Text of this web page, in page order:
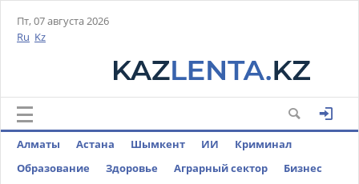
Пт, 07 августа 2026
Ru Kz
Алматы Астана Шымкент ИИ
Криминал
Образование
Здоровье Аграрный сектор
Бизнес